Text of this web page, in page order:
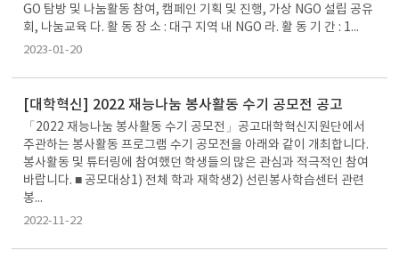
GO 탐방 및 나눔활동 참여, 캠페인 기획 및 진행, 가상 NGO 설립 공유
회, 나눔교육 다. 활 동 장 소 : 대구 지역 내 NGO 라. 활 동 기 간 : 1...
2023-01-20
[대학혁신] 2022 재능나눔 봉사활동 수기 공모전 공고
「2022 재능나눔 봉사활동 수기 공모전」공고대학혁신지원단에서
주관하는 봉사활동 프로그램 수기 공모전을 아래와 같이 개최합니다.
봉사활동 및 튜터링에 참여했던 학생들의 많은 관심과 적극적인 참여
바랍니다. ■ 공모대상1) 전체 학과 재학생2) 선린봉사학습센터 관련
봉...
2022-11-22